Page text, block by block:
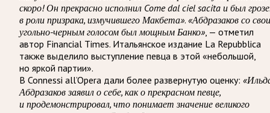
скоро! Он прекрасно исполнил Come dal ciel sacita и был
в роли призрака, измучившего Макбета». «Абдразаков со
угольно-черным голосом был мощным Банко», — отметил
автор Financial Times. Итальянское издание La Repubblica
также выделило выступление певца в этой «небольшой,
но яркой партии».
В Connessi all’Opera дали более развернутую оценку:
Абдразаков заявил о себе, как о прекрасном певце,
и продемонстрировал, что понимает значение великого